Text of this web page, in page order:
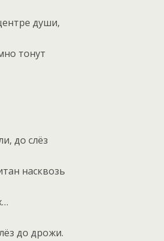
души,
тонут
до слёз
насквозь
до дрожи.